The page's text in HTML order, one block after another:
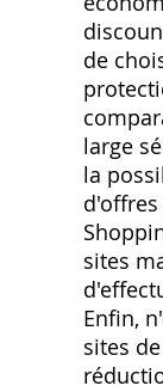
de
large
la
sites
Enfin‚
sites